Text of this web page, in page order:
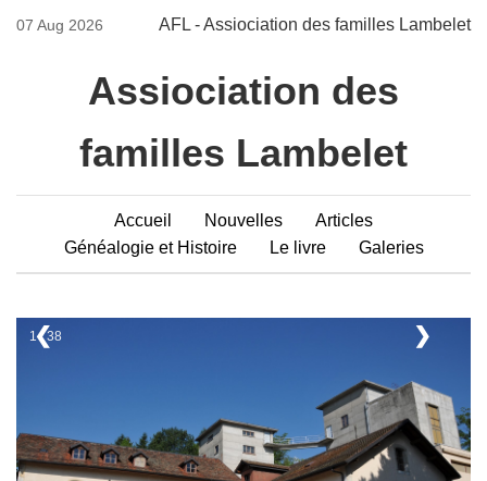
07 Aug 2026 AFL - Assiociation des familles Lambelet
Assiociation des
familles Lambelet
Accueil Nouvelles
Articles
Généalogie et Histoire
Le livre Galeries
1 / 38
❮ ❯